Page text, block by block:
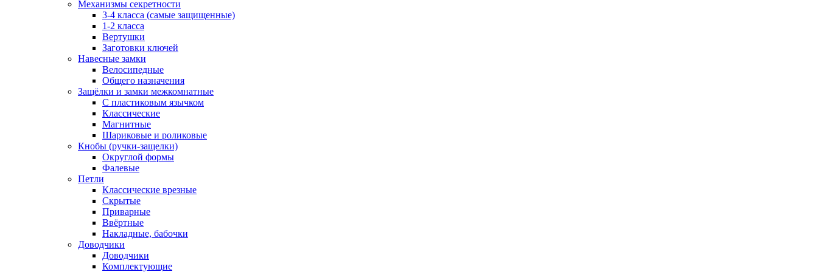
Механизмы секретности
3-4 класса (самые защищенные)
1-2 класса
Вертушки
Заготовки ключей
Навесные замки
Велосипедные
Общего назначения
Защёлки и замки межкомнатные
С пластиковым язычком
Классические
Магнитные
Шариковые и роликовые
Кнобы (ручки-защелки)
Округлой формы
Фалевые
Петли
Классические врезные
Скрытые
Приварные
Ввёртные
Накладные, бабочки
Доводчики
Доводчики
Комплектующие